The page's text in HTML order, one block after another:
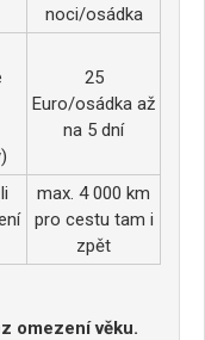
noci/osádka
25
Euro/osádka až
na 5 dní
max. 4 000 km
pro cestu tam i
zpět
omezení věku.